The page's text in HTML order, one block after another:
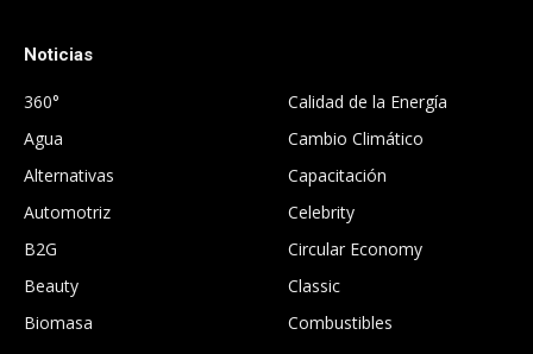
Noticias
360°
Agua
Alternativas
Automotriz
B2G
Beauty
Biomasa
Calidad de la Energía
Cambio Climático
Capacitación
Celebrity
Circular Economy
Classic
Combustibles